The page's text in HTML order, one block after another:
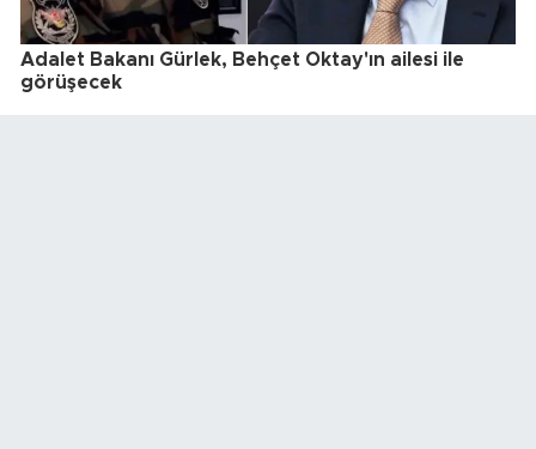
Adalet Bakanı Gürlek, Behçet Oktay'ın ailesi ile
görüşecek